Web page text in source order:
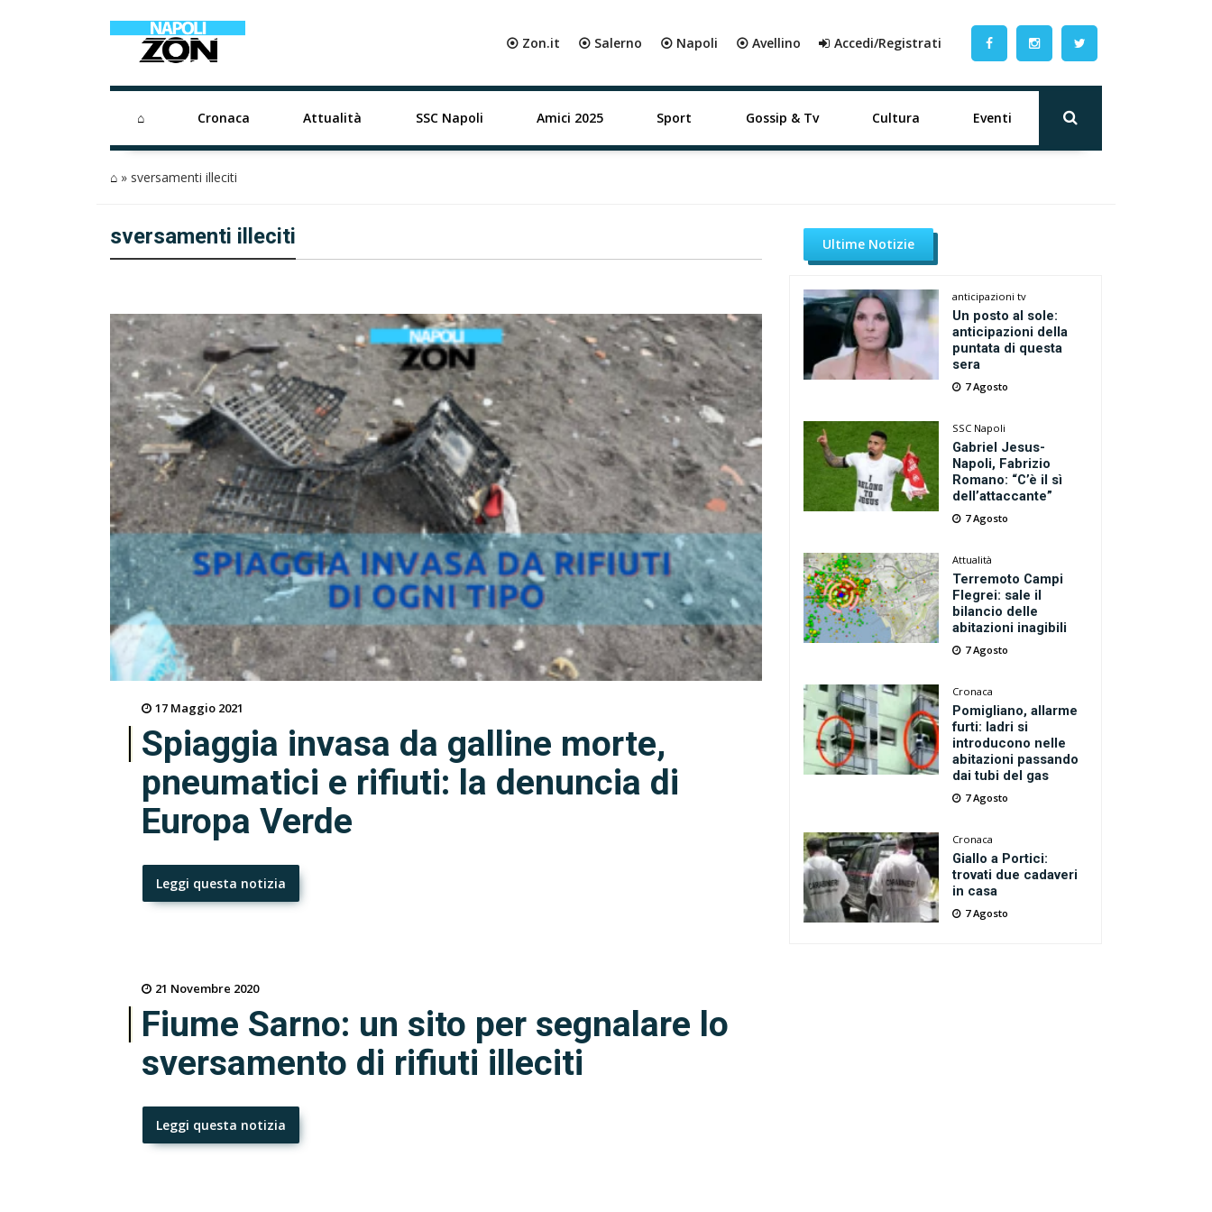
⦿ Zon.it ⦿ Salerno ⦿ Napoli ⦿ Avellino Accedi/Registrati
⌂ Cronaca Attualità SSC Napoli Amici 2025 Sport Gossip & Tv Cultura Eventi
⌂ » sversamenti illeciti
sversamenti illeciti
17 Maggio 2021
Spiaggia invasa da galline morte,
pneumatici e rifiuti: la denuncia di
Europa Verde
Leggi questa notizia
21 Novembre 2020
Fiume Sarno: un sito per segnalare lo
sversamento di rifiuti illeciti
Leggi questa notizia
Ultime Notizie
anticipazioni tv
Un posto al sole:
anticipazioni della
puntata di questa
sera
7 Agosto
SSC Napoli
Gabriel Jesus-
Napoli, Fabrizio
Romano: “C’è il sì
dell’attaccante”
7 Agosto
Attualità
Terremoto Campi
Flegrei: sale il
bilancio delle
abitazioni inagibili
7 Agosto
Cronaca
Pomigliano, allarme
furti: ladri si
introducono nelle
abitazioni passando
dai tubi del gas
7 Agosto
Cronaca
Giallo a Portici:
trovati due cadaveri
in casa
7 Agosto